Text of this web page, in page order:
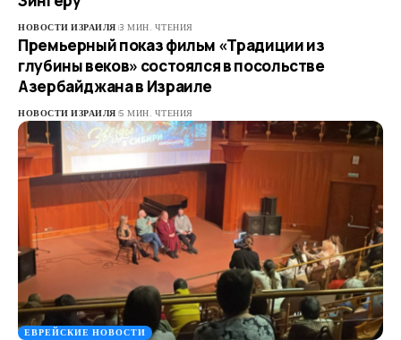
НОВОСТИ ИЗРАИЛЯ 3 МИН. ЧТЕНИЯ
Премьерный показ фильм «Традиции из
глубины веков» состоялся в посольстве
Азербайджана в Израиле
НОВОСТИ ИЗРАИЛЯ 5 МИН. ЧТЕНИЯ
ЕВРЕЙСКИЕ НОВОСТИ